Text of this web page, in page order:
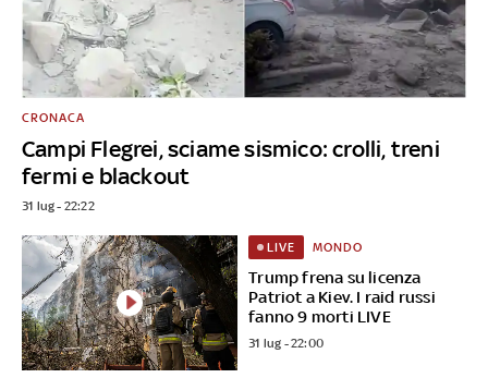
Campi Flegrei, sciame sismico: crolli, treni
fermi e blackout
CRONACA
31 lug - 22:22
Trump frena su licenza
Patriot a Kiev. I raid russi
fanno 9 morti LIVE
LIVE MONDO
31 lug - 22:00